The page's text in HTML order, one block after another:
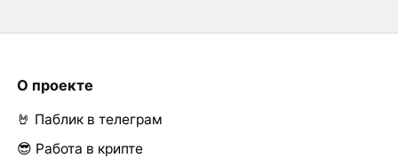
О проекте
🤘 Паблик в телеграм
😎 Работа в крипте